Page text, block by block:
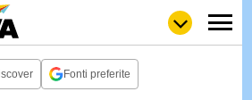
Fonti preferite